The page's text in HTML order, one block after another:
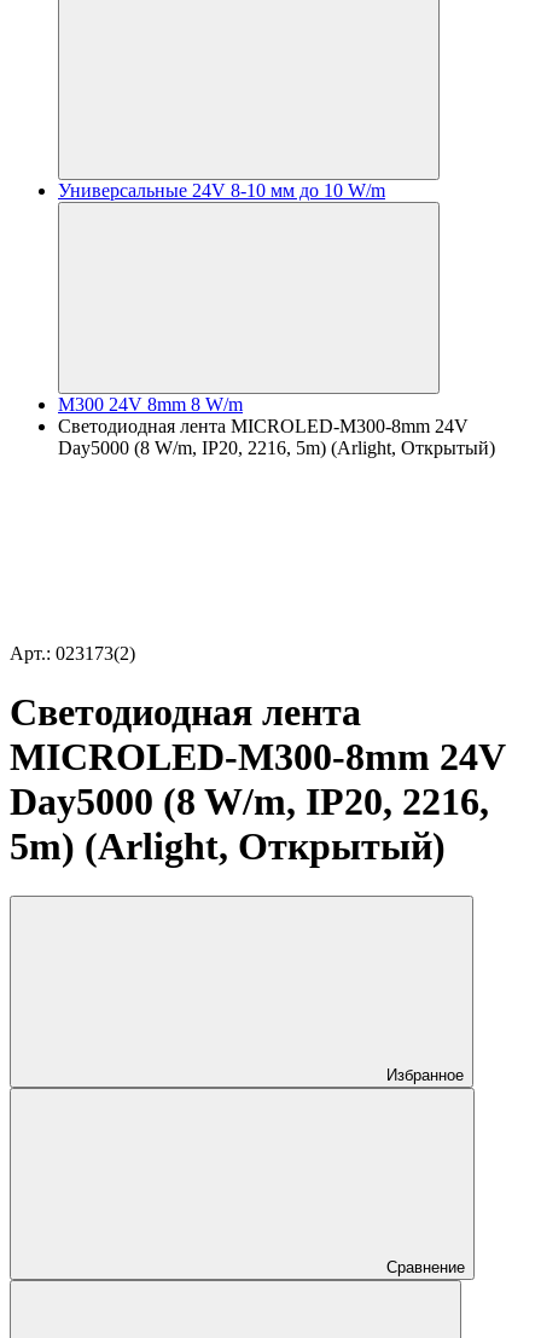
Универсальные 24V 8-10 мм до 10 W/m
M300 24V 8mm 8 W/m
Светодиодная лента MICROLED-M300-8mm 24V
Day5000 (8 W/m, IP20, 2216, 5m) (Arlight, Открытый)
Арт.: 023173(2)
Светодиодная лента
MICROLED-M300-8mm 24V
Day5000 (8 W/m, IP20, 2216,
5m) (Arlight, Открытый)
Избранное
Сравнение